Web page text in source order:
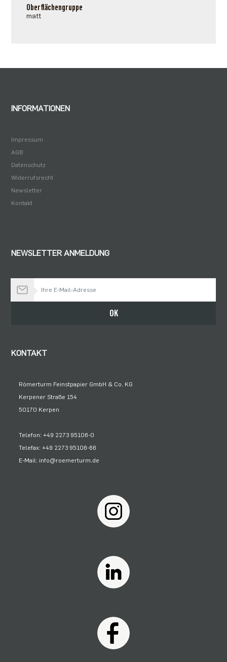
Oberflächengruppe
matt
INFORMATIONEN
Impressum
AGB
Datenschutz
Widerrufsrecht
Newsletter
Kontakt
NEWSLETTER ANMELDUNG
OK
KONTAKT
Römerturm Feinstpapier GmbH & Co. KG
Kerpener Straße 154
50170 Kerpen
Telefon: +49 2273 95106-0
Telefax: +49 2273 95106-66
E-Mail: info@roemerturm.de